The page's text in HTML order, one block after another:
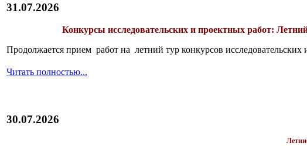
31.07.2026
Конкурсы исследовательских и проектных работ:
Продолжается прием работ на летний тур конкурсов исследовательских
Читать полностью...
30.07.2026